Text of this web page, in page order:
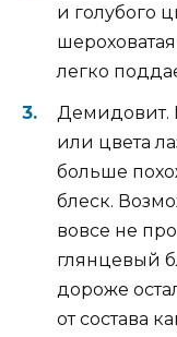
и голубого
легко
Демидовит.
или цвета
больше
блеск.
вовсе не
глянцевый
дороже
от состава